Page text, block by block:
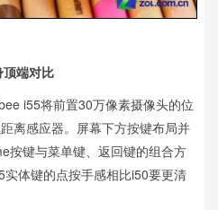
顶端对比
i55将前置30万像素摄像头的位
离感应器。屏幕下方按键布局并
按键与菜单键、返回键的组合方
体键的点按手感相比i50要更清